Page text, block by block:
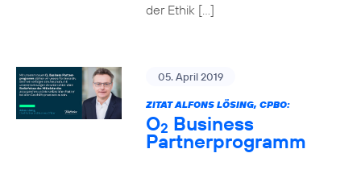
der Ethik […]
05. April 2019
ZITAT ALFONS LÖSING, CPBO:
O2 Business
Partnerprogramm